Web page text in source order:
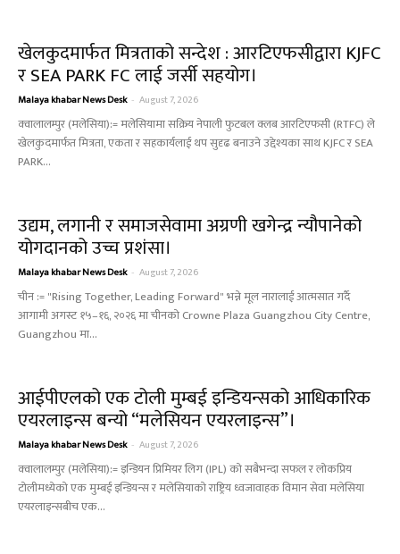
खेलकुदमार्फत मित्रताको सन्देश : आरटिएफसीद्वारा KJFC
र SEA PARK FC लाई जर्सी सहयोग।
Malaya khabar News Desk - August 7, 2026
क्वालालम्पुर (मलेसिया):= मलेसियामा सक्रिय नेपाली फुटबल क्लब आरटिएफसी (RTFC) ले
खेलकुदमार्फत मित्रता, एकता र सहकार्यलाई थप सुदृढ बनाउने उद्देश्यका साथ KJFC र SEA
PARK...
उद्यम, लगानी र समाजसेवामा अग्रणी खगेन्द्र न्यौपानेको
योगदानको उच्च प्रशंसा।
Malaya khabar News Desk - August 7, 2026
चीन := "Rising Together, Leading Forward" भन्ने मूल नारालाई आत्मसात गर्दै
आगामी अगस्ट १५–१६, २०२६ मा चीनको Crowne Plaza Guangzhou City Centre,
Guangzhou मा...
आईपीएलको एक टोली मुम्बई इन्डियन्सको आधिकारिक
एयरलाइन्स बन्यो “मलेसियन एयरलाइन्स”।
Malaya khabar News Desk - August 7, 2026
क्वालालम्पुर (मलेसिया):= इन्डियन प्रिमियर लिग (IPL) को सबैभन्दा सफल र लोकप्रिय
टोलीमध्येको एक मुम्बई इन्डियन्स र मलेसियाको राष्ट्रिय ध्वजावाहक विमान सेवा मलेसिया
एयरलाइन्सबीच एक...